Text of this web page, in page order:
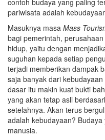
contoh budaya yang paling
pariwisata adalah
Masuknya masa Mass
bagi pemerintah,
hidup, yaitu dengan
suguhan kepada setiap
terjadi memberikan dampak
saja banyak dari
dasar itu makin kuat bukti
yang akan tetap asli
setelahnya. Akan terus
adalah kebudayaan?
manusia.